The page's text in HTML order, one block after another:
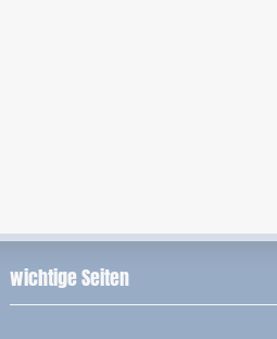
wichtige Seiten